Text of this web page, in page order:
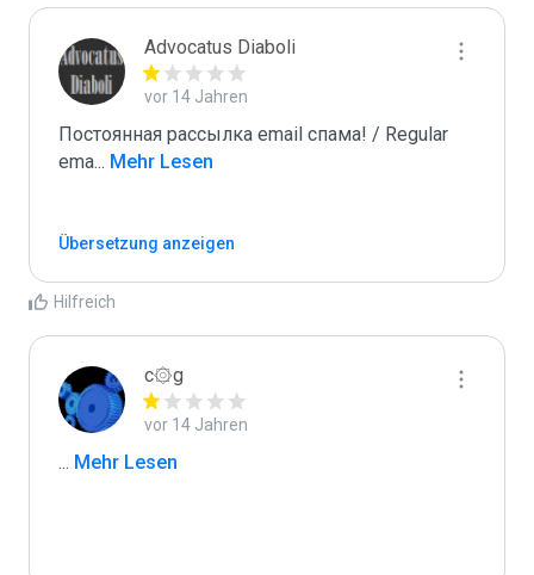
Advocatus Diaboli
vor 14 Jahren
Постоянная рассылка email спама! / Regular
ema... Mehr Lesen
Übersetzung anzeigen
Hilfreich
c۞g
vor 14 Jahren
... Mehr Lesen